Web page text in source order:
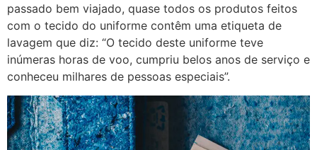
passado bem viajado, quase todos os produtos feitos
com o tecido do uniforme contêm uma etiqueta de
lavagem que diz: “O tecido deste uniforme teve
inúmeras horas de voo, cumpriu belos anos de serviço e
conheceu milhares de pessoas especiais”.